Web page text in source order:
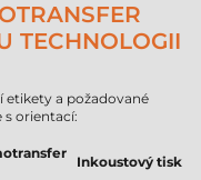
TECHNOLOGII
etikety a požadované
orientací:
Inkoustový tisk